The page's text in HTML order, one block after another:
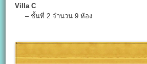
Villa C
– ชั้นที่ 2 จำนวน 9 ห้อง